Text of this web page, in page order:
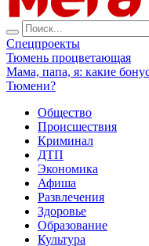
Спецпроекты
Тюмень процветающая
Мама, папа, я: какие
Тюмени?
Общество
Происшествия
Криминал
ДТП
Экономика
Афиша
Развлечения
Здоровье
Образование
Культура